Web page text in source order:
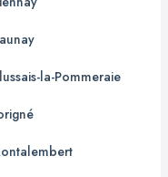
la-Pommeraie